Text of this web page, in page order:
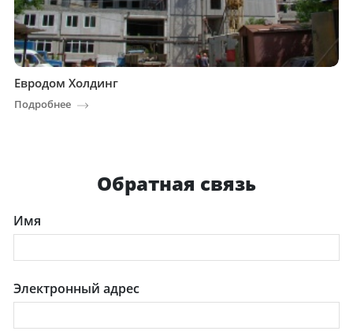
Евродом Холдинг
Подробнее
Обратная связь
Имя
Электронный адрес